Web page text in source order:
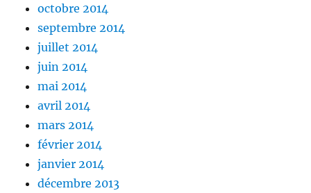
octobre 2014
septembre 2014
juillet 2014
juin 2014
mai 2014
avril 2014
mars 2014
février 2014
janvier 2014
décembre 2013